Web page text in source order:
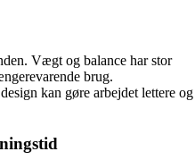
Vægt og balance har stor
brug.
kan gøre arbejdet lettere og